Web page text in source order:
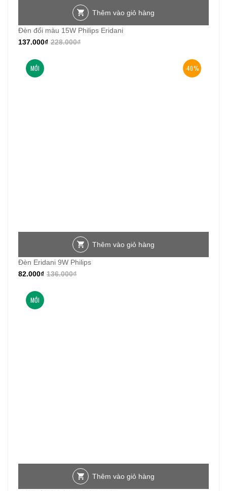
Thêm vào giỏ hàng
Đèn đổi màu 15W Philips Eridani
228.000₫
137.000₫
-40%
MỚI
Thêm vào giỏ hàng
Đèn Eridani 9W Philips
136.000₫
82.000₫
MỚI
Thêm vào giỏ hàng